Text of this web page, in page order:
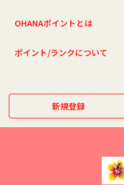
OHANAポイントとは
ポイント/ランクについて
新規登録